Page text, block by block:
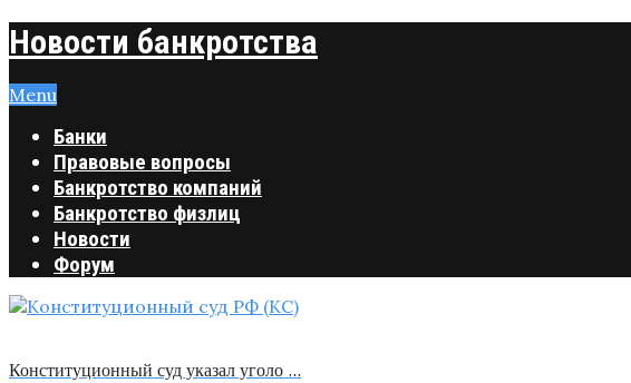
Новости банкротства
Menu
Банки
Правовые вопросы
Банкротство компаний
Банкротство физлиц
Новости
Форум
Конституционный суд указал уголо …